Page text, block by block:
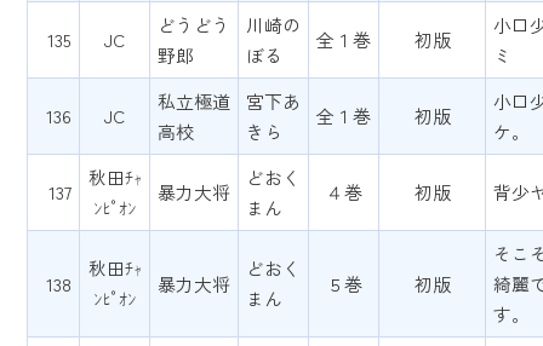
135 JC
どうどう
野郎
川崎の
ぼる
全１巻 初版
小口
ミ
136 JC
私立極道
高校
宮下あ
きら
全１巻 初版
小口
ケ。
137
秋田ﾁｬ
ﾝﾋﾟｵﾝ
暴力大将
どおく
まん
４巻 初版 背少
138
秋田ﾁｬ
ﾝﾋﾟｵﾝ
暴力大将
どおく
まん
５巻 初版
そこ
綺麗
す。